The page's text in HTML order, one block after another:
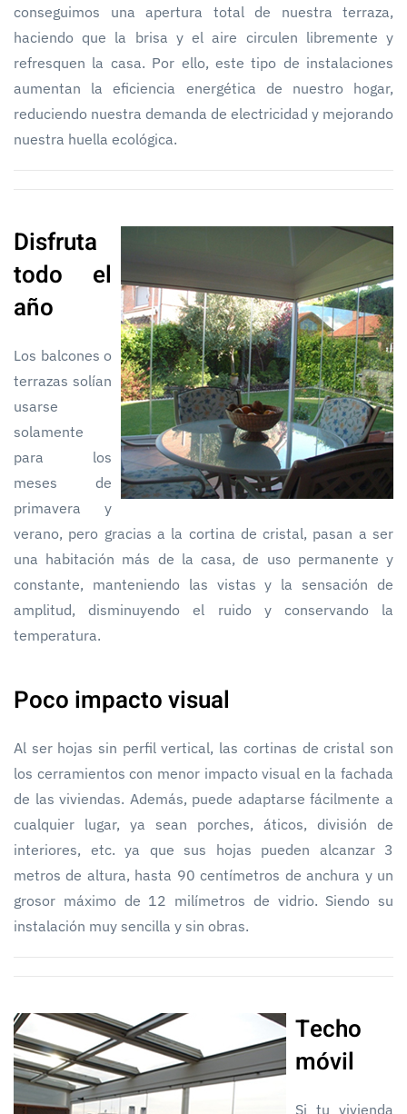
conseguimos una apertura total de nuestra terraza,
haciendo que la brisa y el aire circulen libremente y
refresquen la casa. Por ello, este tipo de instalaciones
aumentan la eficiencia energética de nuestro hogar,
reduciendo nuestra demanda de electricidad y mejorando
nuestra huella ecológica.
Disfruta
todo el
año
Los balcones o
terrazas solían
usarse
solamente
para los
meses de
primavera y
verano, pero gracias a la cortina de cristal, pasan a ser
una habitación más de la casa, de uso permanente y
constante, manteniendo las vistas y la sensación de
amplitud, disminuyendo el ruido y conservando la
temperatura.
Poco impacto visual
Al ser hojas sin perfil vertical, las cortinas de cristal son
los cerramientos con menor impacto visual en la fachada
de las viviendas. Además, puede adaptarse fácilmente a
cualquier lugar, ya sean porches, áticos, división de
interiores, etc. ya que sus hojas pueden alcanzar 3
metros de altura, hasta 90 centímetros de anchura y un
grosor máximo de 12 milímetros de vidrio. Siendo su
instalación muy sencilla y sin obras.
Techo
móvil
Si tu vivienda